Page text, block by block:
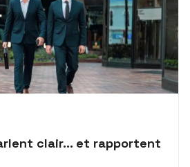
clair… et rapportent